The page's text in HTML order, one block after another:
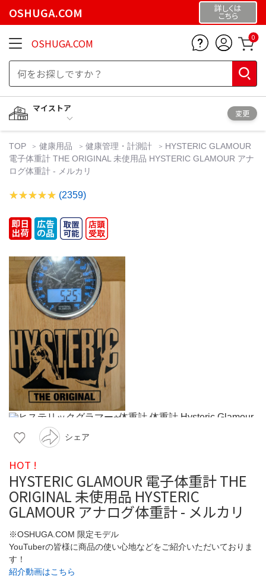
OSHUGA.COM 詳しくは
こちら
OSHUGA.COM 0
マイストア
変更
TOP 健康用品 健康管理・計測計
HYSTERIC GLAMOUR
電子体重計 THE ORIGINAL 未使用品 HYSTERIC GLAMOUR アナ
ログ体重計 - メルカリ
(2359)
シェア
HOT !
HYSTERIC GLAMOUR 電子体重計 THE
ORIGINAL 未使用品 HYSTERIC
GLAMOUR アナログ体重計 - メルカリ
※OSHUGA.COM 限定モデル
YouTuberの皆様に商品の使い心地などをご紹介いただいておりま
す！
紹介動画はこちら